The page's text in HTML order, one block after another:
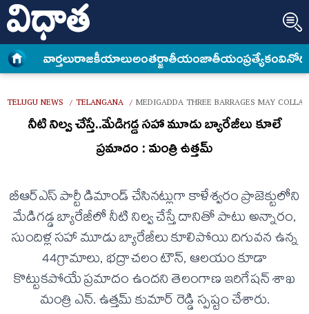
వార్త‌లురాజకీయాలుఅంత‌ర్జాతీయంజాతీయంప్రత్యేకం
TELUGU NEWS / TELANGANA / MEDIGADDA THREE BARRAGES MAY
నీటి నిల్వ చేస్తే..మేడిగడ్డ సహా మూడు బ్యారేజీలు కూలే
ప్రమాదం : మంత్రి ఉత్తమ్
బీఆర్ఎస్ పార్టీ డిమాండ్ చేసినట్లుగా కాళేశ్వరం ప్రాజెక్టులోని
మేడిగడ్డ బ్యారేజీలో నీటి నిల్వ చేస్తే దానితో పాటు అన్నారం,
సుందిళ్ల సహా మూడు బ్యారేజీలు కూలిపోయి దిగువన ఉన్న
44గ్రామాలు, భద్రాచలం టౌన్, ఆలయం కూడా
కొట్టుకపోయే ప్రమాదం ఉందని తెలంగాణ ఇరిగేషన్ శాఖ
మంత్రి ఎన్. ఉత్తమ్ కుమార్ రెడ్డి స్పష్టం చేశారు.